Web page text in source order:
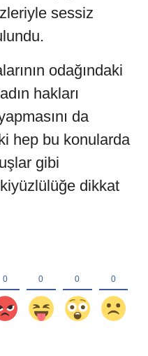
sessiz
odağındaki
hakları
da
hep bu konularda
gibi
dikkat